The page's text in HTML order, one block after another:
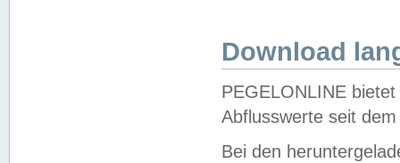
Download
PEGELONLINE
Abflusswerte seit
Bei den